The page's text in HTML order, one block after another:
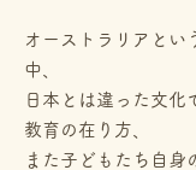
オーストラリアとい
中、
日本とは違った文化
教育の在り方、
また子どもたち自身